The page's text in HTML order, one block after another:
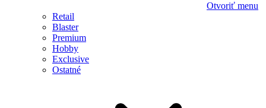
Otvoriť menu
Retail
Blaster
Premium
Hobby
Exclusive
Ostatné